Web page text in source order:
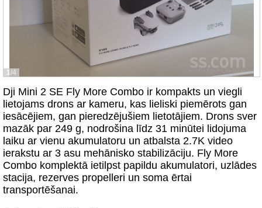
1/4
Dji Mini 2 SE Fly More Combo ir kompakts un viegli
lietojams drons ar kameru, kas lieliski piemērots gan
iesācējiem, gan pieredzējušiem lietotājiem. Drons sver
mazāk par 249 g, nodrošina līdz 31 minūtei lidojuma
laiku ar vienu akumulatoru un atbalsta 2.7K video
ierakstu ar 3 asu mehānisko stabilizāciju. Fly More
Combo komplektā ietilpst papildu akumulatori, uzlādes
stacija, rezerves propelleri un soma ērtai
transportēšanai.